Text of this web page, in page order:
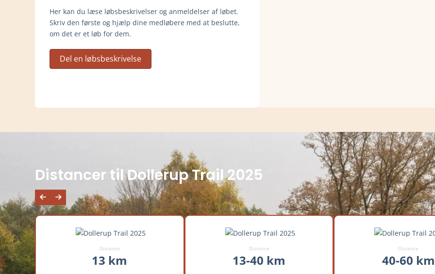
Her kan du læse løbsbeskrivelser og anmeldelser af løbet.
Skriv den første og hjælp dine medløbere med at beslutte,
om det er et løb for dem.
Del en løbsbeskrivelse
Distancer til Dollerup Trail 2025
Distance
13 km
Distance
13-40 km
Distance
40-60 km